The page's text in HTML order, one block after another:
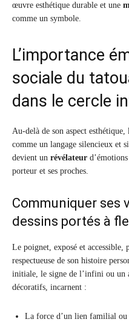
œuvre esthétique durable et une
comme un symbole.
L’importance
sociale du
dans le cercle
Au-delà de son aspect
comme un langage silencieux et
devient un révélateur
porteur et ses proches.
Communiquer ses
dessins portés à
Le poignet, exposé et accessible,
respectueuse de son histoire
initiale, le signe de l’infini ou un
décoratifs, incarnent :
La force d’un lien familial ou